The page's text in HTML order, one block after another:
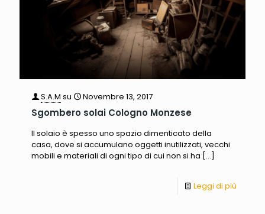
S.A.M su Novembre 13, 2017
Sgombero solai Cologno Monzese
Il solaio è spesso uno spazio dimenticato della
casa, dove si accumulano oggetti inutilizzati, vecchi
mobili e materiali di ogni tipo di cui non si ha […]
Leggi di più